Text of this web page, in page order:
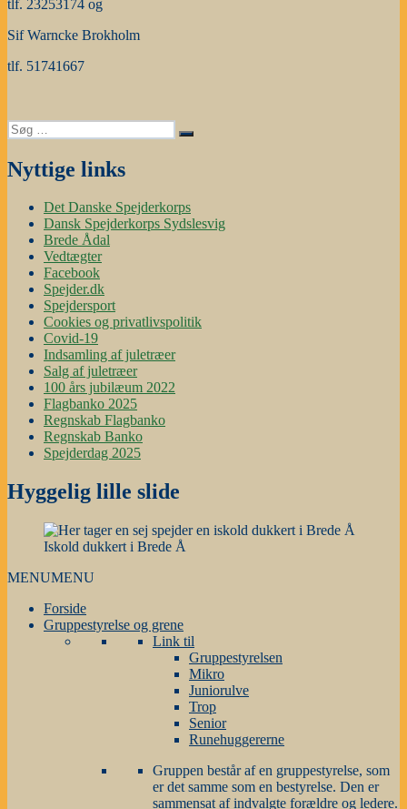
tlf. 23253174 og
Sif Warncke Brokholm
tlf. 51741667
Søg
efter:
Søg
Nyttige links
Det Danske Spejderkorps
Dansk Spejderkorps Sydslesvig
Brede Ådal
Vedtægter
Facebook
Spejder.dk
Spejdersport
Cookies og privatlivspolitik
Covid-19
Indsamling af juletræer
Salg af juletræer
100 års jubilæum 2022
Flagbanko 2025
Regnskab Flagbanko
Regnskab Banko
Spejderdag 2025
Hyggelig lille slide
Iskold dukkert i Brede Å
MENUMENU
Forside
Gruppestyrelse og grene
Link til
Gruppestyrelsen
Mikro
Juniorulve
Trop
Senior
Runehuggererne
Gruppen består af en gruppestyrelse, som
er det samme som en bestyrelse. Den er
sammensat af indvalgte forældre og ledere.